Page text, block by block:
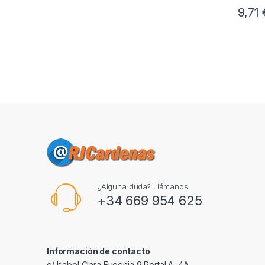
9,71
¿Alguna duda? Llámanos
+34 669 954 625
Información de contacto